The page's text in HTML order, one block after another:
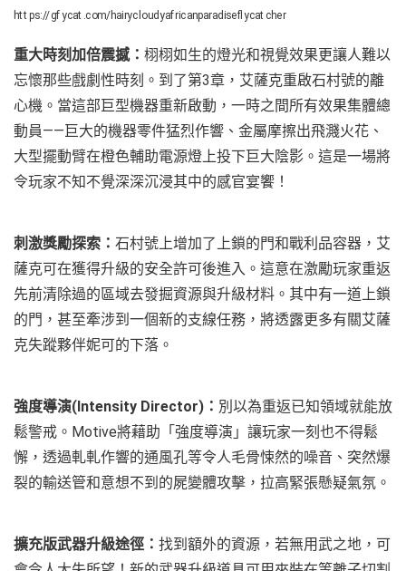
https://gfycat.com/hairycloudyafricanparadiseflycatcher
重大時刻加倍震撼： 栩栩如生的燈光和視覺效果更讓人難以
忘懷那些戲劇性時刻。到了第3章，艾薩克重啟石村號的離
心機。當這部巨型機器重新啟動，一時之間所有效果集體總
動員——巨大的機器零件猛烈作響、金屬摩擦出飛濺火花、
大型擺動臂在橙色輔助電源燈上投下巨大陰影。這是一場將
令玩家不知不覺深深沉浸其中的感官宴饗！
刺激獎勵探索： 石村號上增加了上鎖的門和戰利品容器，艾
薩克可在獲得升級的安全許可後進入。這意在激勵玩家重返
先前清除過的區域去發掘資源與升級材料。其中有一道上鎖
的門，甚至牽涉到一個新的支線任務，將透露更多有關艾薩
克失蹤夥伴妮可的下落。
強度導演(Intensity Director)： 別以為重返已知領域就能放
鬆警戒。Motive將藉助「強度導演」讓玩家一刻也不得鬆
懈，透過軋軋作響的通風孔等令人毛骨悚然的噪音、突然爆
裂的輸送管和意想不到的屍變體攻擊，拉高緊張懸疑氣氛。
擴充版武器升級途徑： 找到額外的資源，若無用武之地，可